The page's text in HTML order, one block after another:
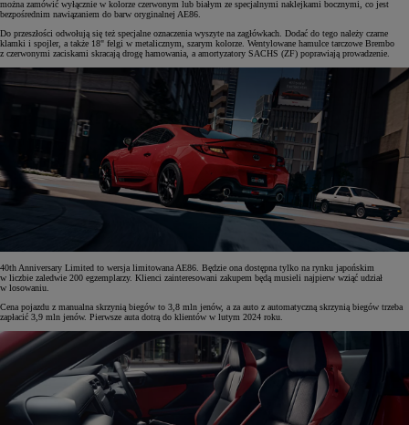
można zamówić wyłącznie w kolorze czerwonym lub białym ze specjalnymi naklejkami bocznymi, co jest
bezpośrednim nawiązaniem do barw oryginalnej AE86.
Do przeszłości odwołują się też specjalne oznaczenia wyszyte na zagłówkach. Dodać do tego należy czarne
klamki i spojler, a także 18" felgi w metalicznym, szarym kolorze. Wentylowane hamulce tarczowe Brembo
z czerwonymi zaciskami skracają drogę hamowania, a amortyzatory SACHS (ZF) poprawiają prowadzenie.
40th Anniversary Limited to wersja limitowana AE86. Będzie ona dostępna tylko na rynku japońskim
w liczbie zaledwie 200 egzemplarzy. Klienci zainteresowani zakupem będą musieli najpierw wziąć udział
w losowaniu.
Cena pojazdu z manualna skrzynią biegów to 3,8 mln jenów, a za auto z automatyczną skrzynią biegów trzeba
zapłacić 3,9 mln jenów. Pierwsze auta dotrą do klientów w lutym 2024 roku.